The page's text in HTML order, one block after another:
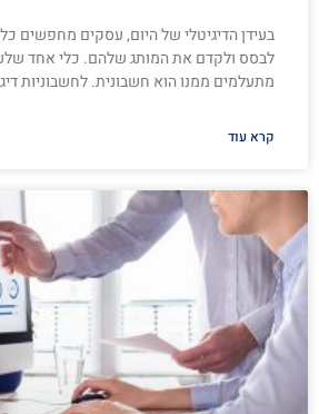
בעידן הדיגיטלי של היום, עסקים מחפשים
לבסס ולקדם את המותג שלהם. כלי אחד
מתעלמים ממנו הוא חשבונית. לחשבוניות
קרא עוד